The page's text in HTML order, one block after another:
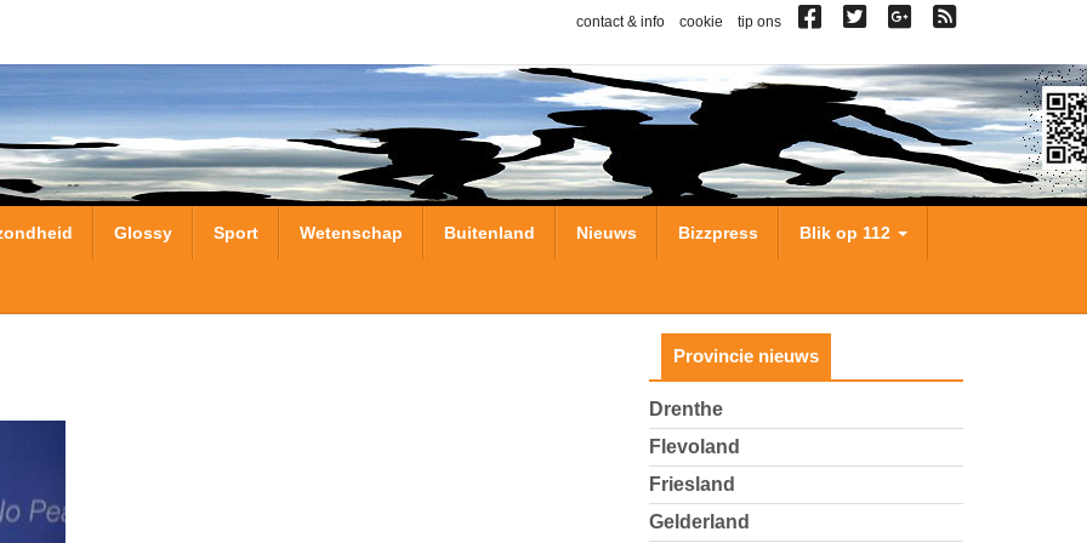
contact & info cookie tip ons
Glossy Sport Wetenschap Buitenland Nieuws Bizzpress Blik op 112
Provincie nieuws
Drenthe
Flevoland
Friesland
Gelderland